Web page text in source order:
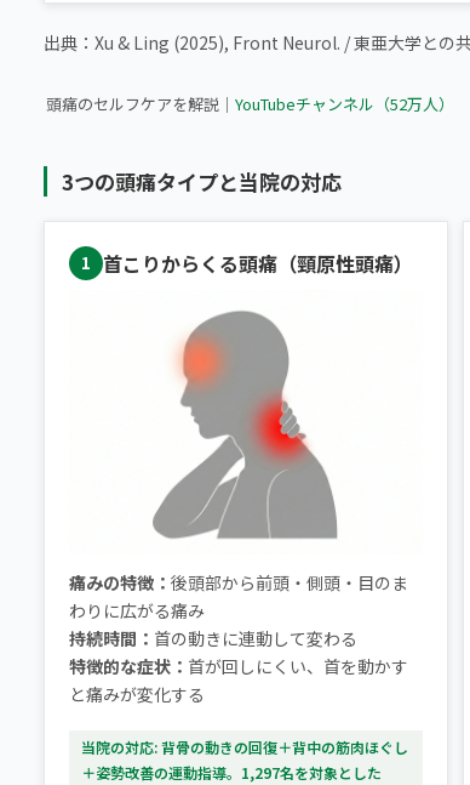
出典：Xu & Ling (2025), Front Neurol. / 東亜大学との
▶ 【拡散希望】頭痛を感じたらまずこのセルフケアをやっ
頭痛のセルフケアを解説｜ YouTubeチャンネル（52万人）
3つの頭痛タイプと当院の対応
1 首こりからくる頭痛（頸原性頭痛）
痛みの特徴： 後頭部から前頭・側頭・目のま
わりに広がる痛み
持続時間： 首の動きに連動して変わる
特徴的な症状： 首が回しにくい、首を動かす
と痛みが変化する
当院の対応: 背骨の動きの回復＋背中の筋肉ほぐし
＋姿勢改善の運動指導。1,297名を対象とした